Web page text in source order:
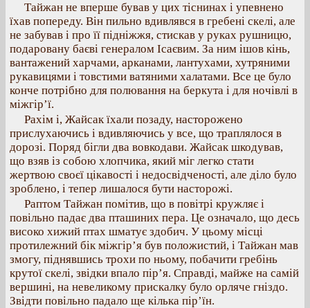
Тайжан не вперше бував у цих тіснинах і упевнено
їхав попереду. Він пильно вдивлявся в гребені скелі, але
не забував і про її підніжжя, стискав у руках рушницю,
подаровану баєві генералом Ісаєвим. За ним ішов кінь,
вантажений харчами, арканами, лантухами, хутряними
рукавицями і товстими ватяними халатами. Все це було
конче потрібно для полювання на беркута і для ночівлі в
міжгір’ї.
Рахім і, Жайсак їхали позаду, насторожено
прислухаючись і вдивляючись у все, що траплялося в
дорозі. Поряд бігли два вовкодави. Жайсак шкодував,
що взяв із собою хлопчика, який міг легко стати
жертвою своєї цікавості і недосвідченості, але діло було
зроблено, і тепер лишалося бути насторожі.
Раптом Тайжан помітив, що в повітрі кружляє і
повільно падає два пташиних пера. Це означало, що десь
високо хижий птах шматує здобич. У цьому місці
протилежний бік міжгір’я був положистий, і Тайжан мав
змогу, піднявшись трохи по ньому, побачити гребінь
крутої скелі, звідки впало пір’я. Справді, майже на самій
вершині, на невеликому прискалку було орляче гніздо.
Звідти повільно падало ще кілька пір’їн.